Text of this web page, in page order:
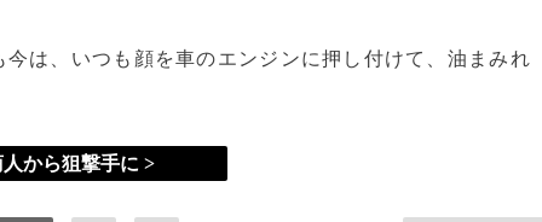
は、いつも顔を車のエンジンに押し付けて、油まみれ
から狙撃手に >